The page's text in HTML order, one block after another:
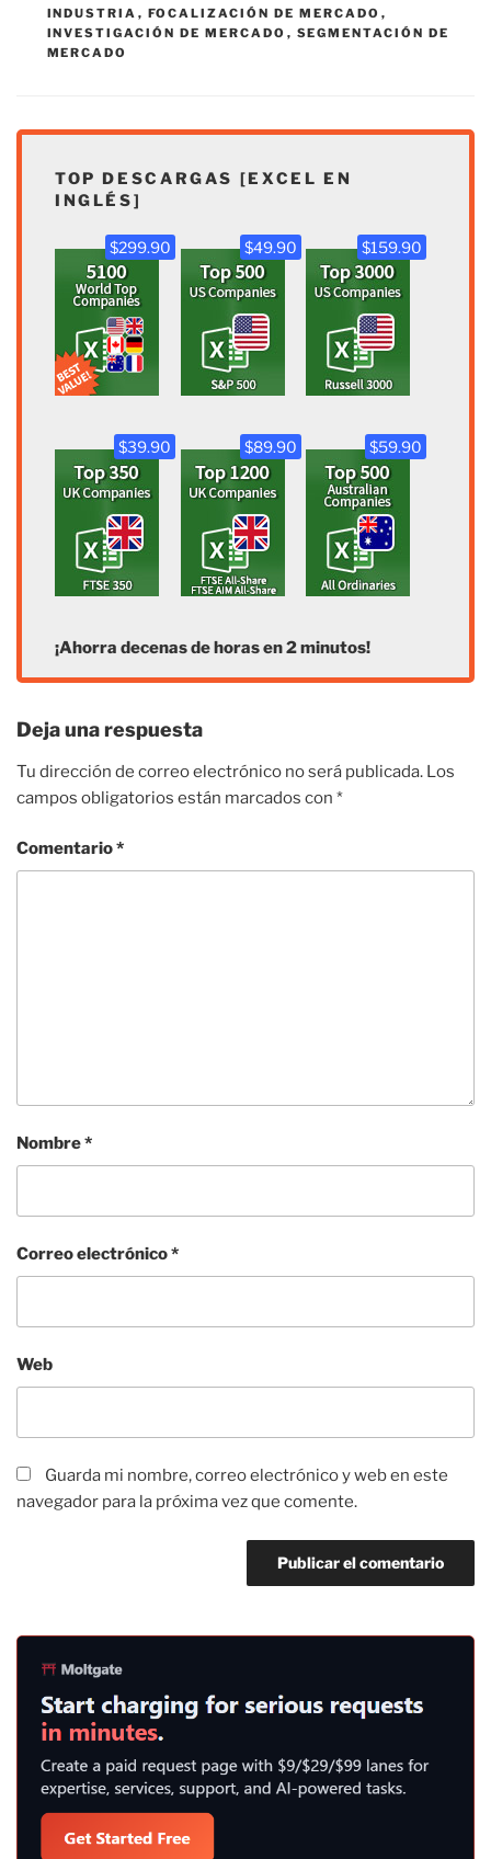
INDUSTRIA , FOCALIZACIÓN DE MERCADO ,
INVESTIGACIÓN DE MERCADO , SEGMENTACIÓN DE
MERCADO
TOP DESCARGAS [EXCEL EN
INGLÉS]
$299.90 $49.90 $159.90
$39.90 $89.90 $59.90
¡Ahorra decenas de horas en 2 minutos!
Deja una respuesta
Tu dirección de correo electrónico no será publicada. Los
campos obligatorios están marcados con *
Comentario*
Nombre*
Correo electrónico*
Web
Guarda mi nombre, correo electrónico y web en este
navegador para la próxima vez que comente.